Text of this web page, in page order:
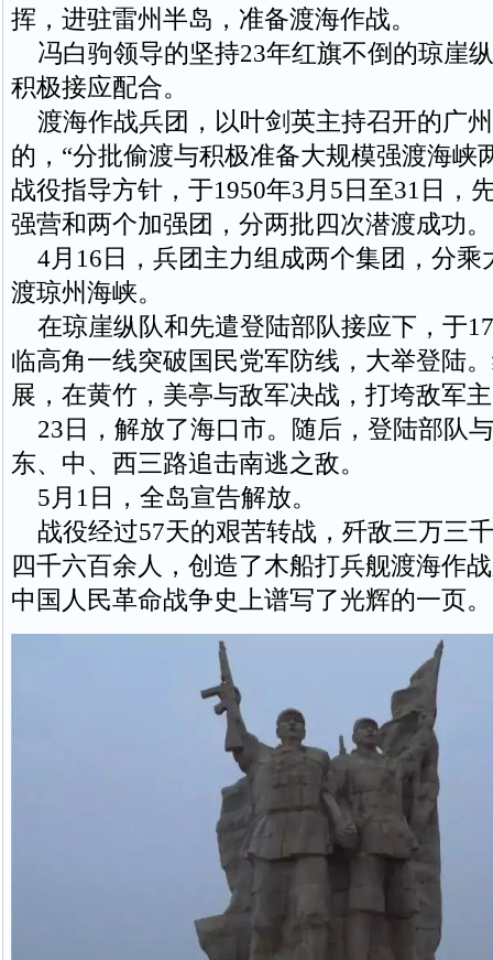
挥，进驻雷州半岛，准备渡海作战。
冯白驹领导的坚持23年红旗不倒的琼崖
积极接应配合。
渡海作战兵团，以叶剑英主持召开的广
的，“分批偷渡与积极准备大规模强渡海峡
战役指导方针，于1950年3月5日至31日，
强营和两个加强团，分两批四次潜渡成功。
4月16日，兵团主力组成两个集团，分乘
渡琼州海峡。
在琼崖纵队和先遣登陆部队接应下，于
临高角一线突破国民党军防线，大举登陆
展，在黄竹，美亭与敌军决战，打垮敌军
23日，解放了海口市。随后，登陆部队
东、中、西三路追击南逃之敌。
5月1日，全岛宣告解放。
战役经过57天的艰苦转战，歼敌三万三
四千六百余人，创造了木船打兵舰渡海作
中国人民革命战争史上谱写了光辉的一页。